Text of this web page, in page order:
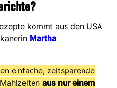
kommt aus den USA
Martha
einfache, zeitsparende
aus nur einem